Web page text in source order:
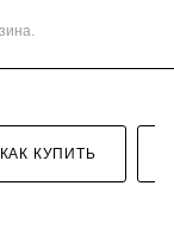
КАК КУПИТЬ